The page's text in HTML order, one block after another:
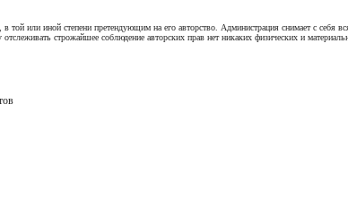
той или иной степени претендующим на его авторство. Администрация снимает с себя
строжайшее соблюдение авторских прав нет никаких физических и